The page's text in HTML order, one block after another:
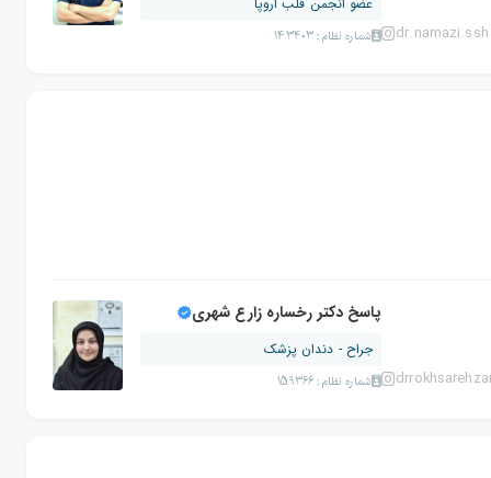
شماره نظام: 143403 dr.namazi.ssh
پاسخ دکتر رخساره زارع شهری
جراح - دندان پزشک
شماره نظام: 159366